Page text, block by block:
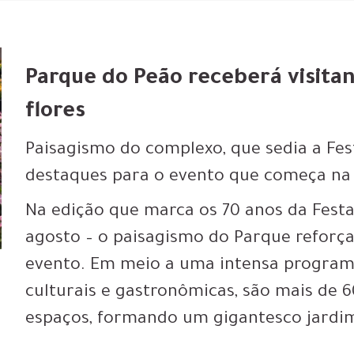
Parque do Peão receberá
flores
Paisagismo do complexo, que sedia a
destaques para o evento que começa
Na edição que marca os 70 anos da
agosto – o paisagismo do Parque
evento. Em meio a uma intensa
culturais e gastronômicas, são mais de
espaços, formando um gigantesco